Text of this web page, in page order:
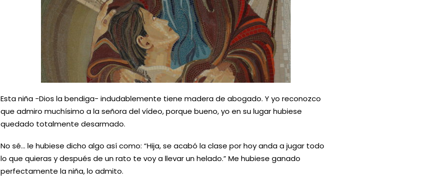
Esta niña -Dios la bendiga- indudablemente tiene madera de abogado. Y yo reconozco
que admiro muchísimo a la señora del vídeo, porque bueno, yo en su lugar hubiese
quedado totalmente desarmado.
No sé… le hubiese dicho algo así como: “Hija, se acabó la clase por hoy anda a jugar todo
lo que quieras y después de un rato te voy a llevar un helado.” Me hubiese ganado
perfectamente la niña, lo admito.